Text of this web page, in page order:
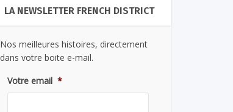
LA NEWSLETTER FRENCH DISTRICT
Nos meilleures histoires, directement
dans votre boite e-mail.
Votre email *